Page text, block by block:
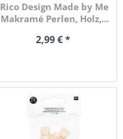
Rico Design Made by Me
Makramé Perlen, Holz,...
2,99 € *